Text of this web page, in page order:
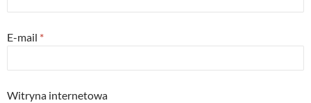
E-mail *
Witryna internetowa